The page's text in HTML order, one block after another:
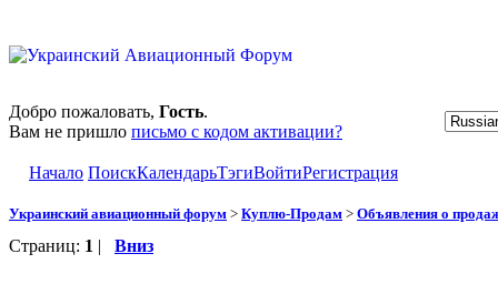
Добро пожаловать, Гость.
Вам не пришло письмо с кодом активации?
Начало ПоискКалендарьТэгиВойтиРегистрация
Украинский авиационный форум > Куплю-Продам > Объявления о
Страниц: 1 | Вниз